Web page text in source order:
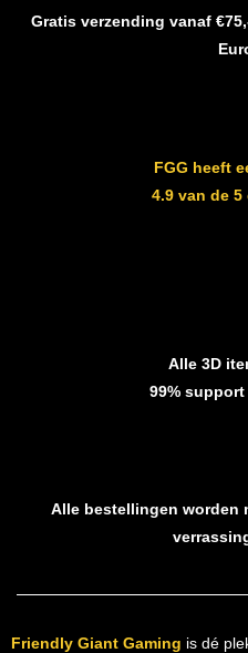
Gratis verzending vanaf
FGG heeft
4.9 van de
Alle 3D
99%
Alle bestellingen worden
Friendly Giant Gaming is dé